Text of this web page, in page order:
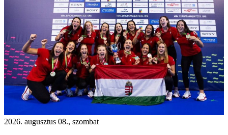
2026. augusztus 08., szombat